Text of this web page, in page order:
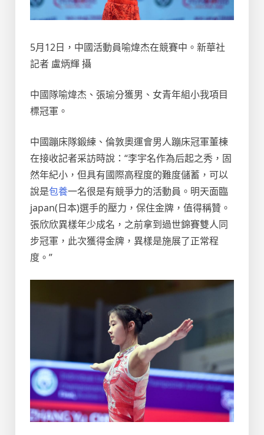
5月12日，中國活動員喻煒杰在競賽中。新華社
記者 盧炳輝 攝
中國隊喻煒杰、張瑜分獲男、女青年組小我項目
標冠軍。
中國蹦床隊鍛練、倫敦奧運會男人蹦床冠軍董棟
在接收記者采訪時說：“李宇名作為后起之秀，固
然年紀小，但具有國際高程度的難度儲蓄，可以
說是包養一名很是有競爭力的活動員。明天面臨
japan(日本)選手的壓力，保住金牌，值得稱贊。
張欣欣異樣年少成名，之前拿到過世錦賽雙人同
步冠軍，此次獲得金牌，異樣是施展了正常程
度。”